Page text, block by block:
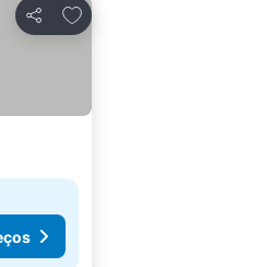
Partilhar
Adicionar aos favoritos